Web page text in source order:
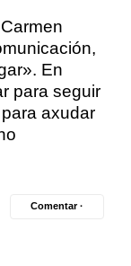
En
para seguir
axudar
Comentar ·